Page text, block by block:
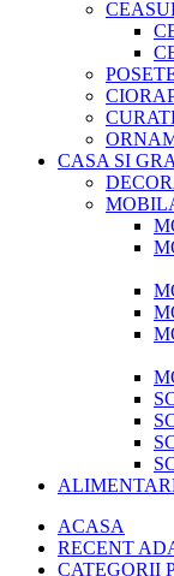
CASA SI
ACASA
RECENT
CATEGORII